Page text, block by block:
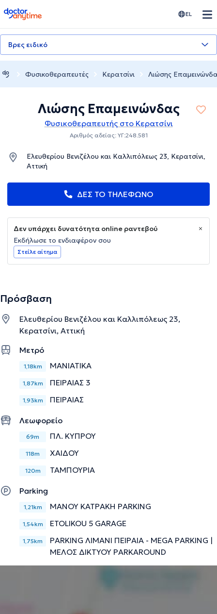
doctoranytime EL
Βρες ειδικό
Φυσικοθεραπευτές Κερατσίνι Λιώσης
Λιώσης Επαμεινώνδας
Φυσικοθεραπευτής στο Κερατσίνι
Αριθμός αδείας: ΥΓ:248.581
Ελευθερίου Βενιζέλου και Καλλιπόλεως 23, Κερατσίνι,
Αττική
ΔΕΣ ΤΟ ΤΗΛΕΦΩΝΟ
Δεν υπάρχει δυνατότητα online ραντεβού
Εκδήλωσε το ενδιαφέρον σου
Στείλε αίτημα
Πρόσβαση
Ελευθερίου Βενιζέλου και Καλλιπόλεως 23,
Κερατσίνι, Αττική
Μετρό
1,18km ΜΑΝΙΑΤΙΚΑ
1,87km ΠΕΙΡΑΙΑΣ 3
1,93km ΠΕΙΡΑΙΑΣ
Λεωφορείο
69m ΠΛ. ΚΥΠΡΟΥ
118m ΧΑΙΔΟΥ
120m ΤΑΜΠΟΥΡΙΑ
Parking
1,21km ΜΑΝΟΥ ΚΑΤΡΑΚΗ PARKING
1,54km ETOLIKOU 5 GARAGE
1,75km
PARKING ΛΙΜΑΝΙ ΠΕΙΡΑΙΑ - MEGA PARKING |
ΜΕΛΟΣ ΔΙΚΤΥΟΥ PARKAROUND